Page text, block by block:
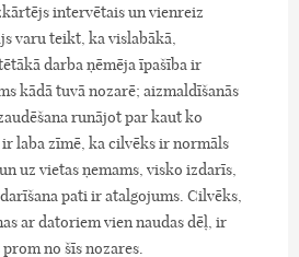
intervētais un vienreiz
varu teikt, ka vislabākā,
darba ņēmēja īpašība ir
kādā tuvā nozarē; aizmaldīšanās
runājot par kaut ko
laba zīmē, ka cilvēks ir normāls
uz vietas ņemams, visko izdarīs,
pati ir atalgojums. Cilvēks,
ar datoriem vien naudas dēļ, ir
no šīs nozares.